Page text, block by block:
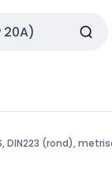
DIN223 (rond),